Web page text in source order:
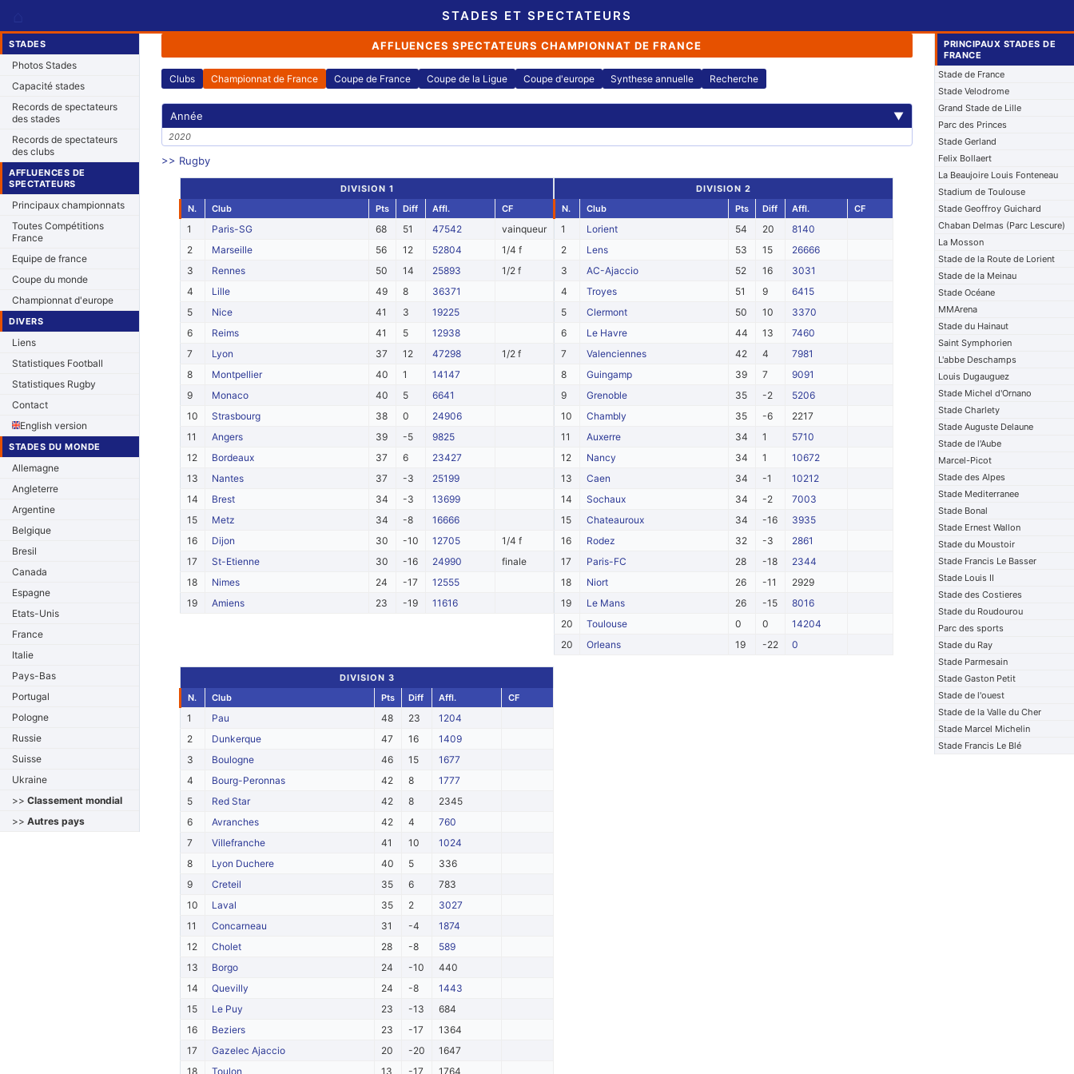
STADES ET SPECTATEURS
STADES
Photos Stades
Capacité stades
Records de spectateurs
des stades
Records de spectateurs
des clubs
AFFLUENCES DE
SPECTATEURS
Principaux championnats
Toutes Compétitions
France
Equipe de france
Coupe du monde
Championnat d'europe
DIVERS
Liens
Statistiques Football
Statistiques Rugby
Contact
English version
STADES DU MONDE
Allemagne
Angleterre
Argentine
Belgique
Bresil
Canada
Espagne
Etats-Unis
France
Italie
Pays-Bas
Portugal
Pologne
Russie
Suisse
Ukraine
>> Classement mondial
>> Autres pays
AFFLUENCES SPECTATEURS CHAMPIONNAT DE FRANCE
Clubs Championnat de France Coupe de France Coupe de la Ligue Coupe d'europe Synthese annuelle Recherche
Année ▼
2020
>> Rugby
DIVISION 1
N.
Club Pts Diff Affl. CF
1 Paris-SG 68 51 47542
vainqueur
2
Marseille 56 12 52804
1/4 f
3
Rennes 50 14 25893
1/2 f
4
Lille 49 8
36371
5
Nice 41 3
19225
6
Reims 41 5
12938
7
Lyon 37 12 47298
1/2 f
8
Montpellier 40 1
14147
9
Monaco 40 5
6641
10
Strasbourg 38 0
24906
11
Angers 39 -5
9825
12
Bordeaux 37 6
23427
13
Nantes 37 -3
25199
14
Brest 34 -3
13699
15
Metz 34 -8
16666
16
Dijon 30 -10 12705
1/4 f
17
St-Etienne 30 -16 24990
finale
18
Nimes 24 -17
12555
19
Amiens 23 -19 11616
DIVISION 2
N.
Club Pts Diff Affl. CF
1 Lorient 54 20
8140
2
Lens 53 15
26666
3
AC-Ajaccio 52 16
3031
4
Troyes 51 9
6415
5
Clermont 50 10
3370
6
Le Havre 44 13
7460
7
Valenciennes 42 4
7981
8
Guingamp 39 7
9091
9
Grenoble 35 -2
5206
10
Chambly 35 -6
2217
11
Auxerre 34 1
5710
12
Nancy 34 1
10672
13
Caen 34 -1
10212
14
Sochaux 34 -2
7003
15
Chateauroux 34 -16
3935
16
Rodez 32 -3
2861
17
Paris-FC 28 -18
2344
18
Niort 26 -11
2929
19
Le Mans 26 -15
8016
20
Toulouse 0 0
14204
20
Orleans 19 -22 0
DIVISION 3
N.
Club Pts Diff Affl. CF
1 Pau 48 23
1204
2
Dunkerque 47 16
1409
3
Boulogne 46 15
1677
4
Bourg-Peronnas 42 8
1777
5
Red Star 42 8
2345
6
Avranches 42 4
760
7
Villefranche 41 10
1024
8
Lyon Duchere 40 5
336
9
Creteil 35 6
783
10
Laval 35 2
3027
11
Concarneau 31 -4
1874
12
Cholet 28 -8
589
13
Borgo 24 -10
440
14
Quevilly 24 -8
1443
15
Le Puy 23 -13
684
16
Beziers 23 -17
1364
17
Gazelec Ajaccio 20 -20
1647
18
Toulon 13 -17 1764
PRINCIPAUX STADES DE
FRANCE
Stade de France
Stade Velodrome
Grand Stade de Lille
Parc des Princes
Stade Gerland
Felix Bollaert
La Beaujoire Louis Fonteneau
Stadium de Toulouse
Stade Geoffroy Guichard
Chaban Delmas (Parc Lescure)
La Mosson
Stade de la Route de Lorient
Stade de la Meinau
Stade Océane
MMArena
Stade du Hainaut
Saint Symphorien
L'abbe Deschamps
Louis Dugauguez
Stade Michel d'Ornano
Stade Charlety
Stade Auguste Delaune
Stade de l'Aube
Marcel-Picot
Stade des Alpes
Stade Mediterranee
Stade Bonal
Stade Ernest Wallon
Stade du Moustoir
Stade Francis Le Basser
Stade Louis II
Stade des Costieres
Stade du Roudourou
Parc des sports
Stade du Ray
Stade Parmesain
Stade Gaston Petit
Stade de l'ouest
Stade de la Valle du Cher
Stade Marcel Michelin
Stade Francis Le Blé